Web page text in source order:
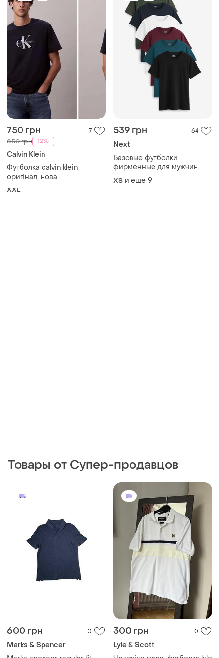
750 грн 7
850 грн -12%
Calvin Klein
Футболка calvin klein
оригінал, нова
XXL
539 грн 64
Next
Базовые футболки
фирменные для мужчин
набор комплект🌿
XS и еще 9
Товары от Супер-продавцов
600 грн 0
Marks & Spencer
300 грн 0
Lyle & Scott